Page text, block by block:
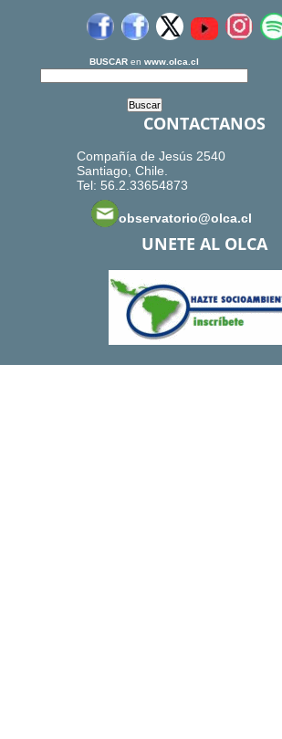
BUSCAR en www.olca.cl
CONTACTANOS
Compañía de Jesús 2540
Santiago, Chile.
Tel: 56.2.33654873
observatorio@olca.cl
UNETE AL OLCA